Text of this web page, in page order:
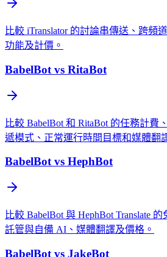
比較 iTranslator 的討論串傳送、跨頻
功能及計價。
BabelBot vs RitaBot
比較 BabelBot 和 RitaBot 的任務計費
遞模式、正常運行時間目標和媒體翻
BabelBot vs HephBot
比較 BabelBot 與 HephBot Translate
託管與自備 AI、媒體翻譯及價格。
BabelBot vs JakeBot